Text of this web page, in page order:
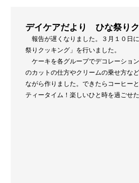
デイケアだより ひな祭り
報告が遅くなりました。３月１０日
祭りクッキング」を行いました。
ケーキを各グループでデコレーショ
のカットの仕方やクリームの乗せ方な
ながら作りました。できたらコーヒー
ティータイム！楽しいひと時を過ごせた